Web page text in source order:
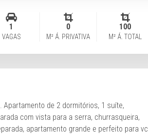
1
VAGAS
0
M² Á. PRIVATIVA
100
M² Á. TOTAL
de 2 dormitórios, 1 suíte,
com vista para a serra, churrasqueira,
apartamento grande e perfeito para vc